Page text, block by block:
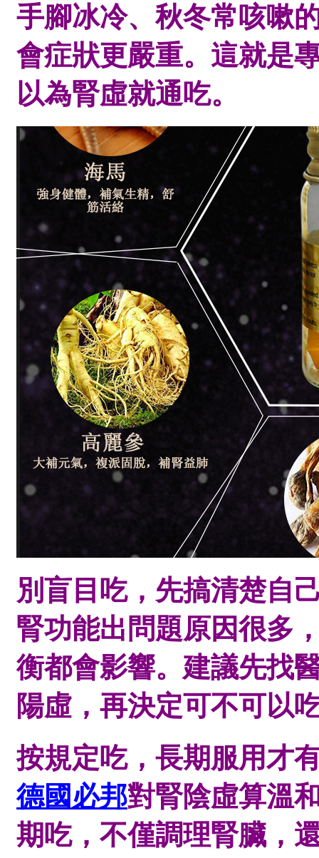
手腳冰冷、秋冬常咳嗽
會症狀更嚴重。這就是
以為腎虛就通吃。
別盲目吃，先搞清楚自
腎功能出問題原因很多
衡都會影響。建議先找
陽虛，再決定可不可以
按規定吃，長期服用才
德國必邦對腎陰虛算溫
期吃，不僅調理腎臟，